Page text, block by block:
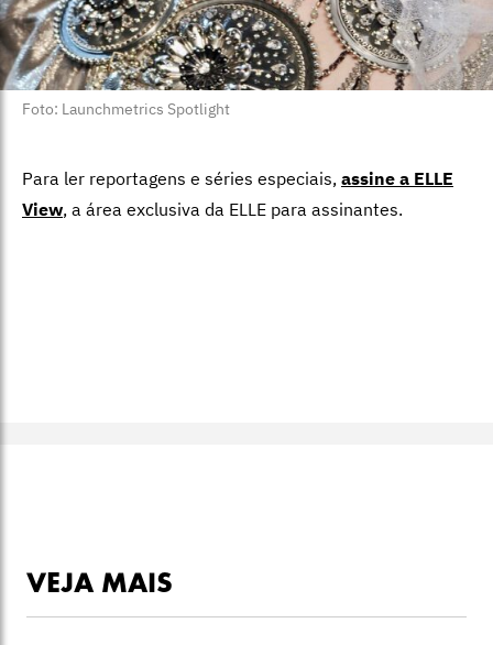
Foto: Launchmetrics Spotlight
Para ler reportagens e séries especiais, assine a ELLE
View, a área exclusiva da ELLE para assinantes.
VEJA MAIS